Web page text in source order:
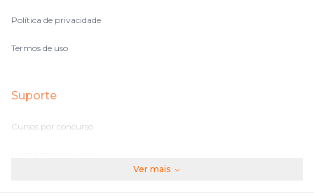
Política de privacidade
Termos de uso
Suporte
Cursos por concurso
Ver mais